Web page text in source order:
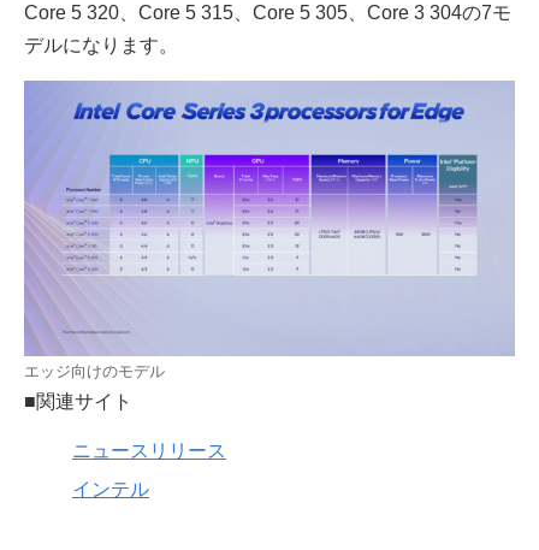
Core 5 320、Core 5 315、Core 5 305、Core 3 304の7モ
デルになります。
エッジ向けのモデル
■関連サイト
ニュースリリース
インテル